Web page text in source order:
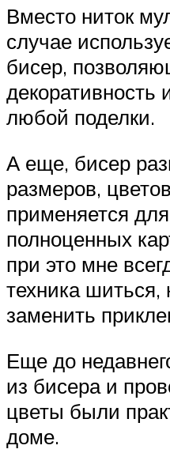
Вместо ниток
случае
бисер,
декоративность
любой поделки.
А еще, бисер
размеров,
применяется
полноценных
при это мне
техника
заменить
Еще до
из бисера и
цветы были
доме.